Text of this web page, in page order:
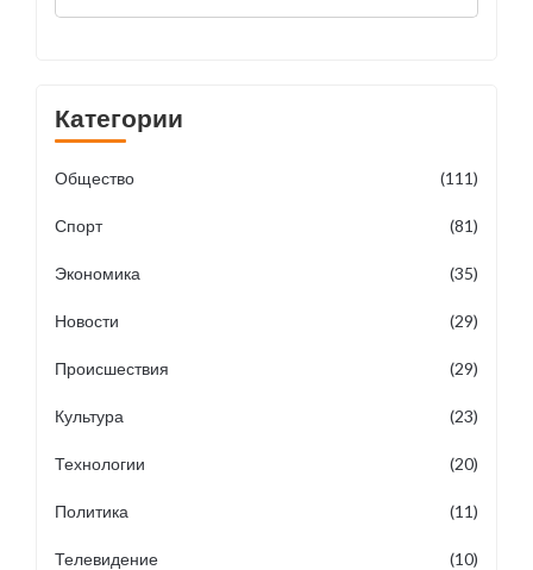
фестиваль успешно проведен
Категории
Общество (111)
Спорт (81)
Экономика (35)
Новости (29)
Происшествия (29)
Культура (23)
Технологии (20)
Политика (11)
Телевидение (10)